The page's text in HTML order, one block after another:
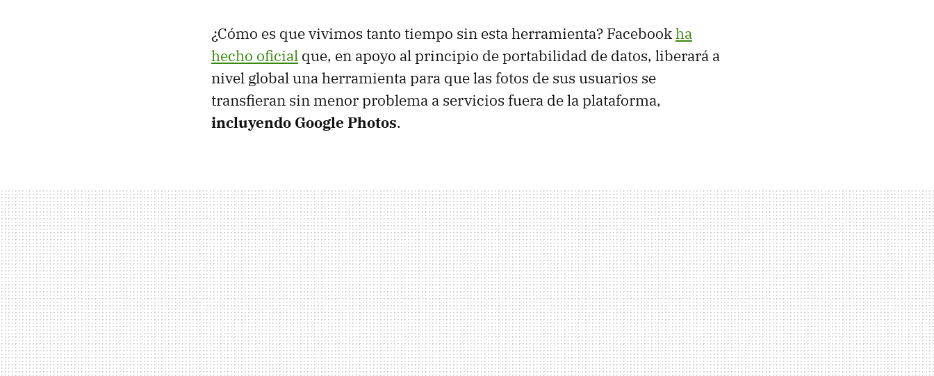
¿Cómo es que vivimos tanto tiempo sin esta herramienta? Facebookha
hecho oficial que, en apoyo al principio de portabilidad de datos, liberará a
nivel global una herramienta para que las fotos de sus usuarios se
transfieran sin menor problema a servicios fuera de la plataforma,
incluyendo Google Photos.